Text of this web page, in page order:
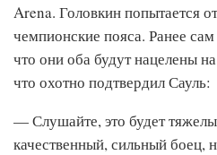
Arena. Головкин попытается
чемпионские пояса. Ранее
что они оба будут нацелены
что охотно подтвердил Сауль:
— Слушайте, это будет
качественный, сильный